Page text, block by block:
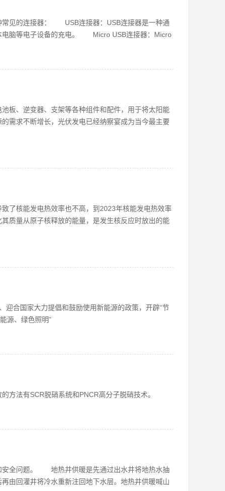
常见的连接器： USB连接器：USB连接器是一种通
电脑等电子设备的充电。 Micro USB连接器：Micro
板、逆变器、支架等各种组件和配件，用于将太阳能
需求不断增长，光伏发电已经纳察宴成为当今最主要
了核能发电热效率也不高，到2023年核能发电热效率
质量从原子核释放的能量，是发生核反应时放出的能
合国家大力提倡和鼓励使用新能源的政策，开辟“节
源、绿色照明”
方法有SCR脱硝系统和PNCR高分子脱硝技术。
安全问题。 地热井供暖是先通过出水井将地热水抽
由回灌井将冷水重新注回地下水层。地热井供暖喊山